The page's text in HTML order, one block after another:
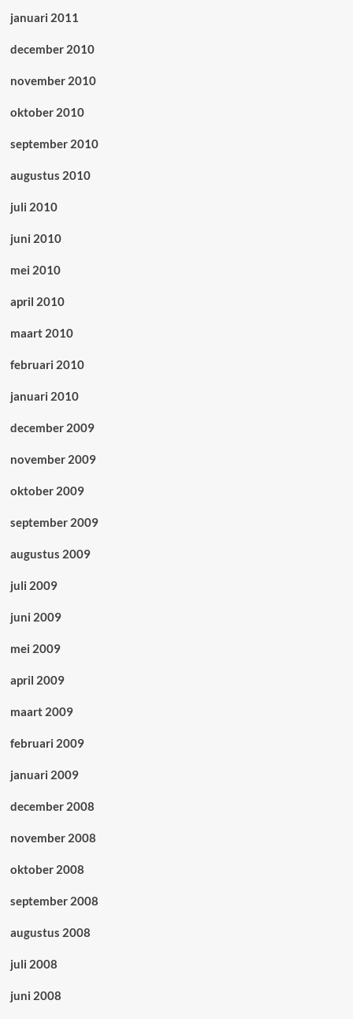
januari 2011
december 2010
november 2010
oktober 2010
september 2010
augustus 2010
juli 2010
juni 2010
mei 2010
april 2010
maart 2010
februari 2010
januari 2010
december 2009
november 2009
oktober 2009
september 2009
augustus 2009
juli 2009
juni 2009
mei 2009
april 2009
maart 2009
februari 2009
januari 2009
december 2008
november 2008
oktober 2008
september 2008
augustus 2008
juli 2008
juni 2008